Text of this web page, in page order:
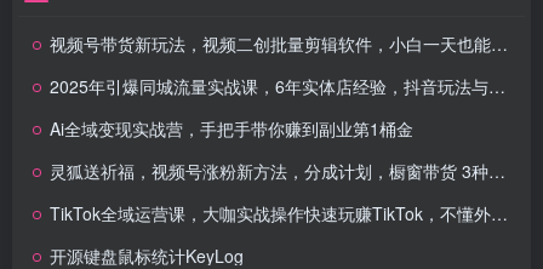
视频号带货新玩法，视频二创批量剪辑软件，小白一天也能剪100条视频
2025年引爆同城流量实战课，6年实体店经验，抖音玩法与实体店变现逻辑
Ai全域变现实战营，手把手带你赚到副业第1桶金
灵狐送祈福，视频号涨粉新方法，分成计划，橱窗带货 3种收益到手，日入1000+
TikTok全域运营课，大咖实战操作快速玩赚TikTok，不懂外语依然轻松赚美金！
开源键盘鼠标统计KeyLog